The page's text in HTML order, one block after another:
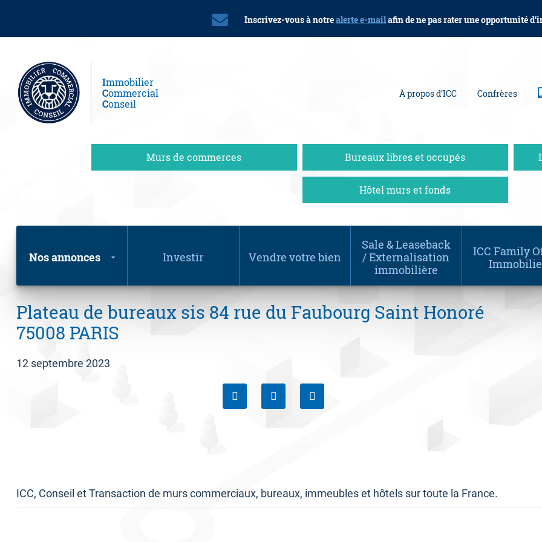
Inscrivez-vous à notrealerte e-mailafin de ne pas rater une opportunité
Immobilier
Commercial
Conseil
À propos d’ICC Confrères
Murs de commerces Bureaux libres et occupés
Hôtel murs et fonds
Nos annonces Investir Vendre votre bien
Sale & Leaseback
/ Externalisation
immobilière
ICC Family
Plateau de bureaux sis 84 rue du Faubourg Saint Honoré
75008 PARIS
12 septembre 2023
ICC, Conseil et Transaction de murs commerciaux, bureaux, immeubles et hôtels sur toute la France.